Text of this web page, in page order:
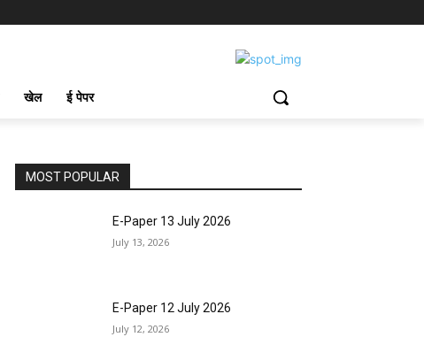
खेल ई पेपर
MOST POPULAR
E-Paper 13 July 2026
July 13, 2026
E-Paper 12 July 2026
July 12, 2026